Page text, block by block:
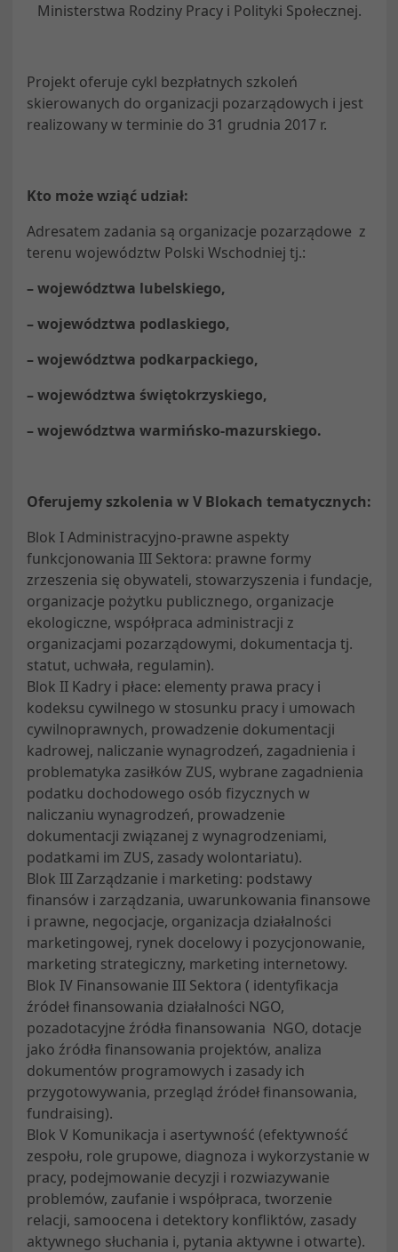
Ministerstwa Rodziny Pracy i Polityki Społecznej.
Projekt oferuje cykl bezpłatnych szkoleń
skierowanych do organizacji pozarządowych i jest
realizowany w terminie do 31 grudnia 2017 r.
Kto może wziąć udział:
Adresatem zadania są organizacje pozarządowe z
terenu województw Polski Wschodniej tj.:
– województwa lubelskiego,
– województwa podlaskiego,
– województwa podkarpackiego,
– województwa świętokrzyskiego,
– województwa warmińsko-mazurskiego.
Oferujemy szkolenia w V Blokach tematycznych:
Blok I Administracyjno-prawne aspekty
funkcjonowania III Sektora: prawne formy
zrzeszenia się obywateli, stowarzyszenia i fundacje,
organizacje pożytku publicznego, organizacje
ekologiczne, współpraca administracji z
organizacjami pozarządowymi, dokumentacja tj.
statut, uchwała, regulamin).
Blok II Kadry i płace: elementy prawa pracy i
kodeksu cywilnego w stosunku pracy i umowach
cywilnoprawnych, prowadzenie dokumentacji
kadrowej, naliczanie wynagrodzeń, zagadnienia i
problematyka zasiłków ZUS, wybrane zagadnienia
podatku dochodowego osób fizycznych w
naliczaniu wynagrodzeń, prowadzenie
dokumentacji związanej z wynagrodzeniami,
podatkami im ZUS, zasady wolontariatu).
Blok III Zarządzanie i marketing: podstawy
finansów i zarządzania, uwarunkowania finansowe
i prawne, negocjacje, organizacja działalności
marketingowej, rynek docelowy i pozycjonowanie,
marketing strategiczny, marketing internetowy.
Blok IV Finansowanie III Sektora ( identyfikacja
źródeł finansowania działalności NGO,
pozadotacyjne źródła finansowania NGO, dotacje
jako źródła finansowania projektów, analiza
dokumentów programowych i zasady ich
przygotowywania, przegląd źródeł finansowania,
fundraising).
Blok V Komunikacja i asertywność (efektywność
zespołu, role grupowe, diagnoza i wykorzystanie w
pracy, podejmowanie decyzji i rozwiazywanie
problemów, zaufanie i współpraca, tworzenie
relacji, samoocena i detektory konfliktów, zasady
aktywnego słuchania i, pytania aktywne i otwarte).